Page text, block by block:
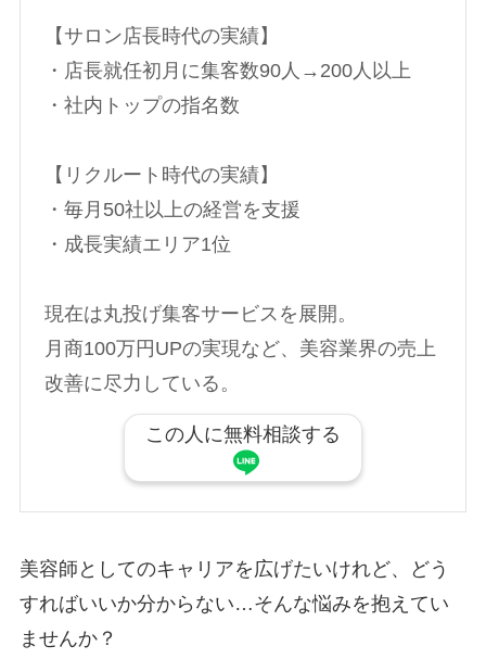
【サロン店長時代の実績】
・店長就任初月に集客数90人→200人以上
・社内トップの指名数
【リクルート時代の実績】
・毎月50社以上の経営を支援
・成長実績エリア1位
現在は丸投げ集客サービスを展開。
月商100万円UPの実現など、美容業界の売上
改善に尽力している。
この人に無料相談する
美容師としてのキャリアを広げたいけれど、どう
すればいいか分からない…そんな悩みを抱えてい
ませんか？